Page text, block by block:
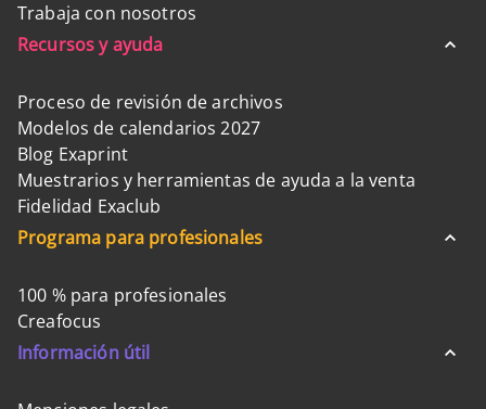
Trabaja con nosotros
Recursos y ayuda
Proceso de revisión de archivos
Modelos de calendarios 2027
Blog Exaprint
Muestrarios y herramientas de ayuda a la venta
Fidelidad Exaclub
Programa para profesionales
100 % para profesionales
Creafocus
Información útil